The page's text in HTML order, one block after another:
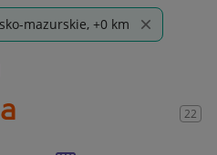
mazurskie, +0 km
22